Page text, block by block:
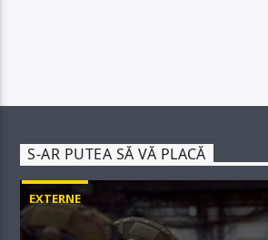
S-AR PUTEA SĂ VĂ PLACĂ
EXTERNE